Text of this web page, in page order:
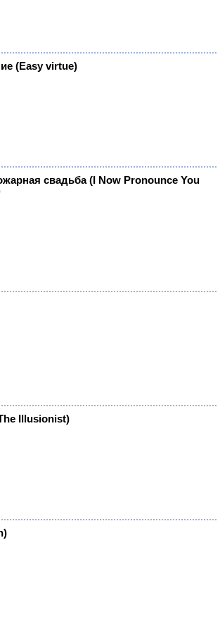
(Easy virtue)
свадьба(I Now Pronounce You
Illusionist)